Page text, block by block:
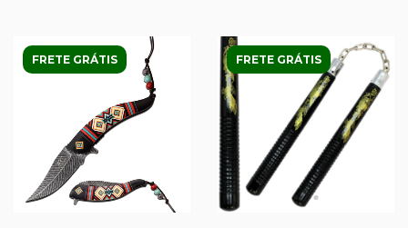
FRETE GRÁTIS FRETE GRÁTIS